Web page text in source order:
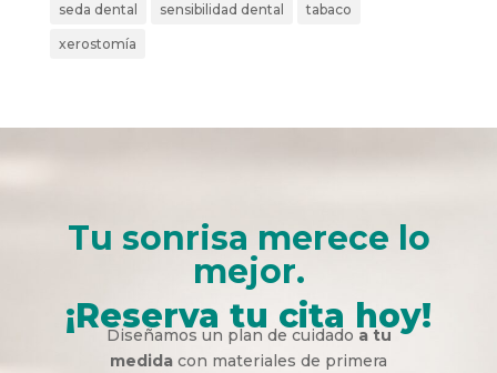
seda dental sensibilidad dental tabaco
xerostomía
Tu sonrisa merece lo
mejor.
¡Reserva tu cita hoy!
Diseñamos un plan de cuidado a tu
medida con materiales de primera